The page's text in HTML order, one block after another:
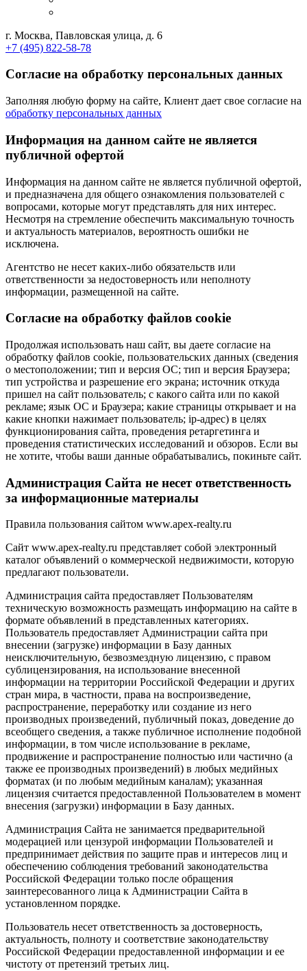
г. Москва, Павловская улица, д. 6
+7 (495) 822-58-78
Согласие на обработку персональных данных
Заполняя любую форму на сайте, Клиент дает свое согласие на
обработку персональных данных
Информация на данном сайте не является
публичной офертой
Информация на данном сайте не является публичной офертой,
и предназначена для общего ознакомления пользователей с
вопросами, которые могут представлять для них интерес.
Несмотря на стремление обеспечить максимальную точность
и актуальность материалов, вероятность ошибки не
исключена.
Агентство не несет каких-либо обязательств или
ответственности за недостоверность или неполноту
информации, размещенной на сайте.
Cогласие на обработку файлов cookie
Продолжая использовать наш сайт, вы даете согласие на
обработку файлов cookie, пользовательских данных (сведения
о местоположении; тип и версия ОС; тип и версия Браузера;
тип устройства и разрешение его экрана; источник откуда
пришел на сайт пользователь; с какого сайта или по какой
рекламе; язык ОС и Браузера; какие страницы открывает и на
какие кнопки нажимает пользователь; ip-адрес) в целях
функционирования сайта, проведения ретаргетинга и
проведения статистических исследований и обзоров. Если вы
не хотите, чтобы ваши данные обрабатывались, покиньте сайт.
Администрация Сайта не несет ответственность
за информационные материалы
Правила пользования сайтом www.apex-realty.ru
Сайт www.apex-realty.ru представляет собой электронный
каталог объявлений о коммерческой недвижимости, которую
предлагают пользователи.
Администрация сайта предоставляет Пользователям
техническую возможность размещать информацию на сайте в
формате объявлений в представленных категориях.
Пользователь предоставляет Администрации сайта при
внесении (загрузке) информации в Базу данных
неисключительную, безвозмездную лицензию, с правом
сублицензирования, на использование внесенной
информации на территории Российской Федерации и других
стран мира, в частности, права на воспроизведение,
распространение, переработку или создание из него
производных произведений, публичный показ, доведение до
всеобщего сведения, а также публичное исполнение подобной
информации, в том числе использование в рекламе,
продвижение и распространение полностью или частично (а
также ее производных произведений) в любых медийных
форматах (и по любым медийным каналам); указанная
лицензия считается предоставленной Пользователем в момент
внесения (загрузки) информации в Базу данных.
Администрация Сайта не занимается предварительной
модерацией или цензурой информации Пользователей и
предпринимает действия по защите прав и интересов лиц и
обеспечению соблюдения требований законодательства
Российской Федерации только после обращения
заинтересованного лица к Администрации Сайта в
установленном порядке.
Пользователь несет ответственность за достоверность,
актуальность, полноту и соответствие законодательству
Российской Федерации предоставленной информации и ее
чистоту от претензий третьих лиц.